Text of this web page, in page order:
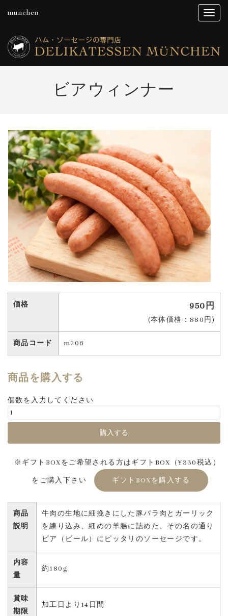
munchen
ビアウィンナー
価格 950円
(本体価格：880円)
商品コード m206
商品を購入する
個数を入力してください
※ギフトBOXをご希望される方はギフトBOX（¥330税込）
をご購入下さい ギフトBOXを購入する
商品
説明
牛肉の生地に細挽きにした豚バラ肉とガーリック
を練り込み、細めの羊腸に詰めた、その名の通り
ビア（ビール）にピッタリのソーセージです。
内容
量
約180g
賞味
期限
加工日より14日間